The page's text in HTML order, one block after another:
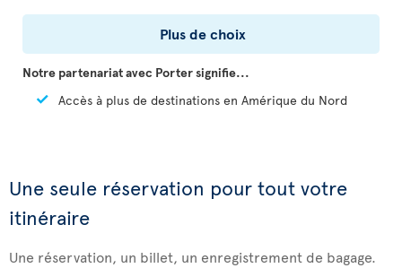
Plus de choix
Notre partenariat avec Porter signifie...
Accès à plus de destinations en Amérique du Nord
Une seule réservation pour tout votre
itinéraire
Une réservation, un billet, un enregistrement de bagage.